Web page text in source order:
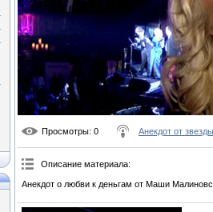
Просмотры: 0 Анекдот от звезды
Описание материала:
Анекдот о любви к деньгам от Маши